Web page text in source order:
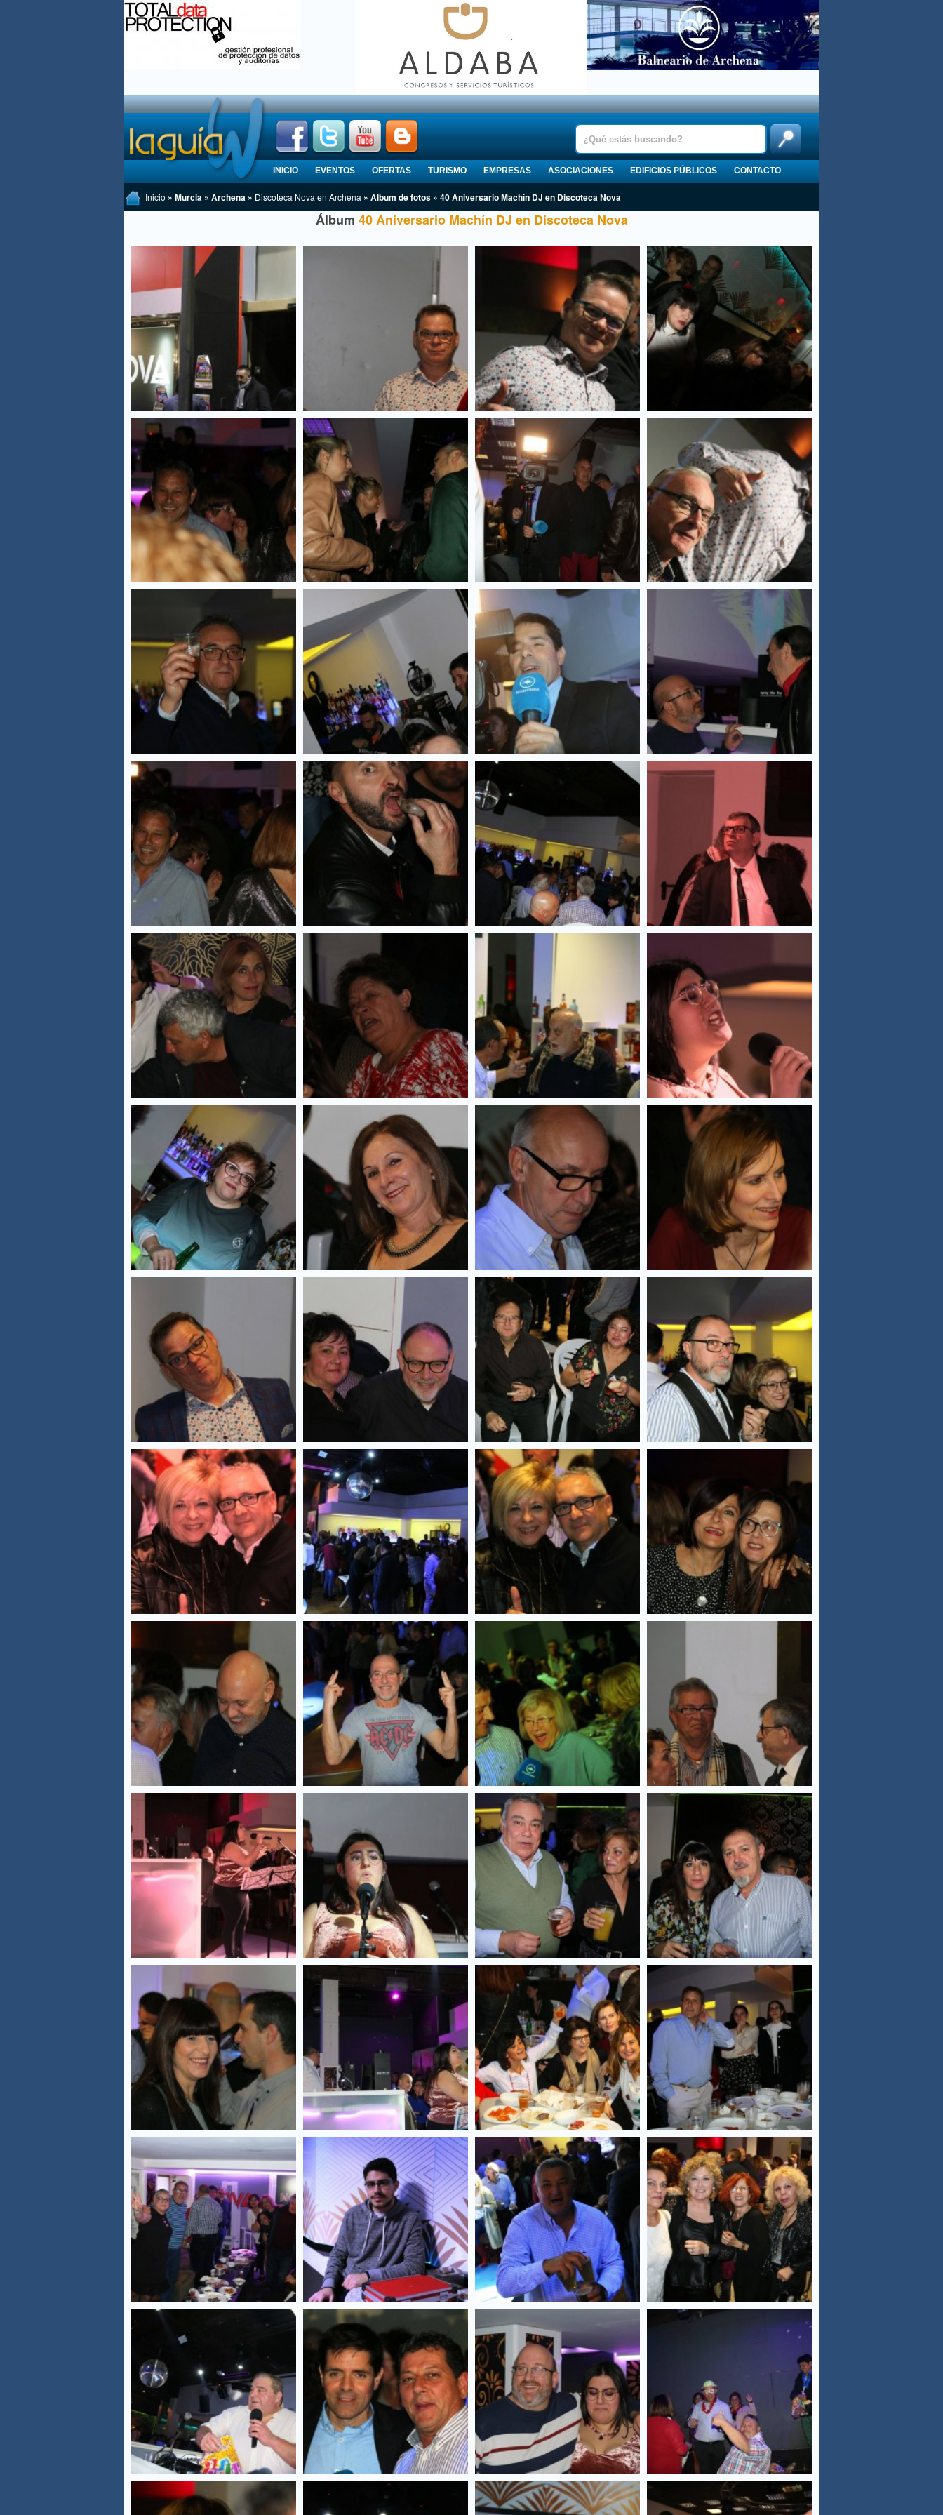
INICIO EVENTOS OFERTAS TURISMO EMPRESAS ASOCIACIONES EDIFICIOS PÚBLICOS CONTACTO
Inicio » Murcia » Archena » Discoteca Nova en Archena » Album de fotos » 40 Aniversario Machín DJ en Discoteca Nova
Álbum 40 Aniversario Machín DJ en Discoteca Nova